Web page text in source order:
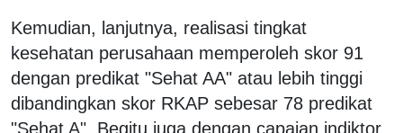
Kemudian, lanjutnya, realisasi tingkat
kesehatan perusahaan memperoleh skor 91
dengan predikat "Sehat AA" atau lebih tinggi
dibandingkan skor RKAP sebesar 78 predikat
"Sehat A". Begitu juga dengan capaian indiktor